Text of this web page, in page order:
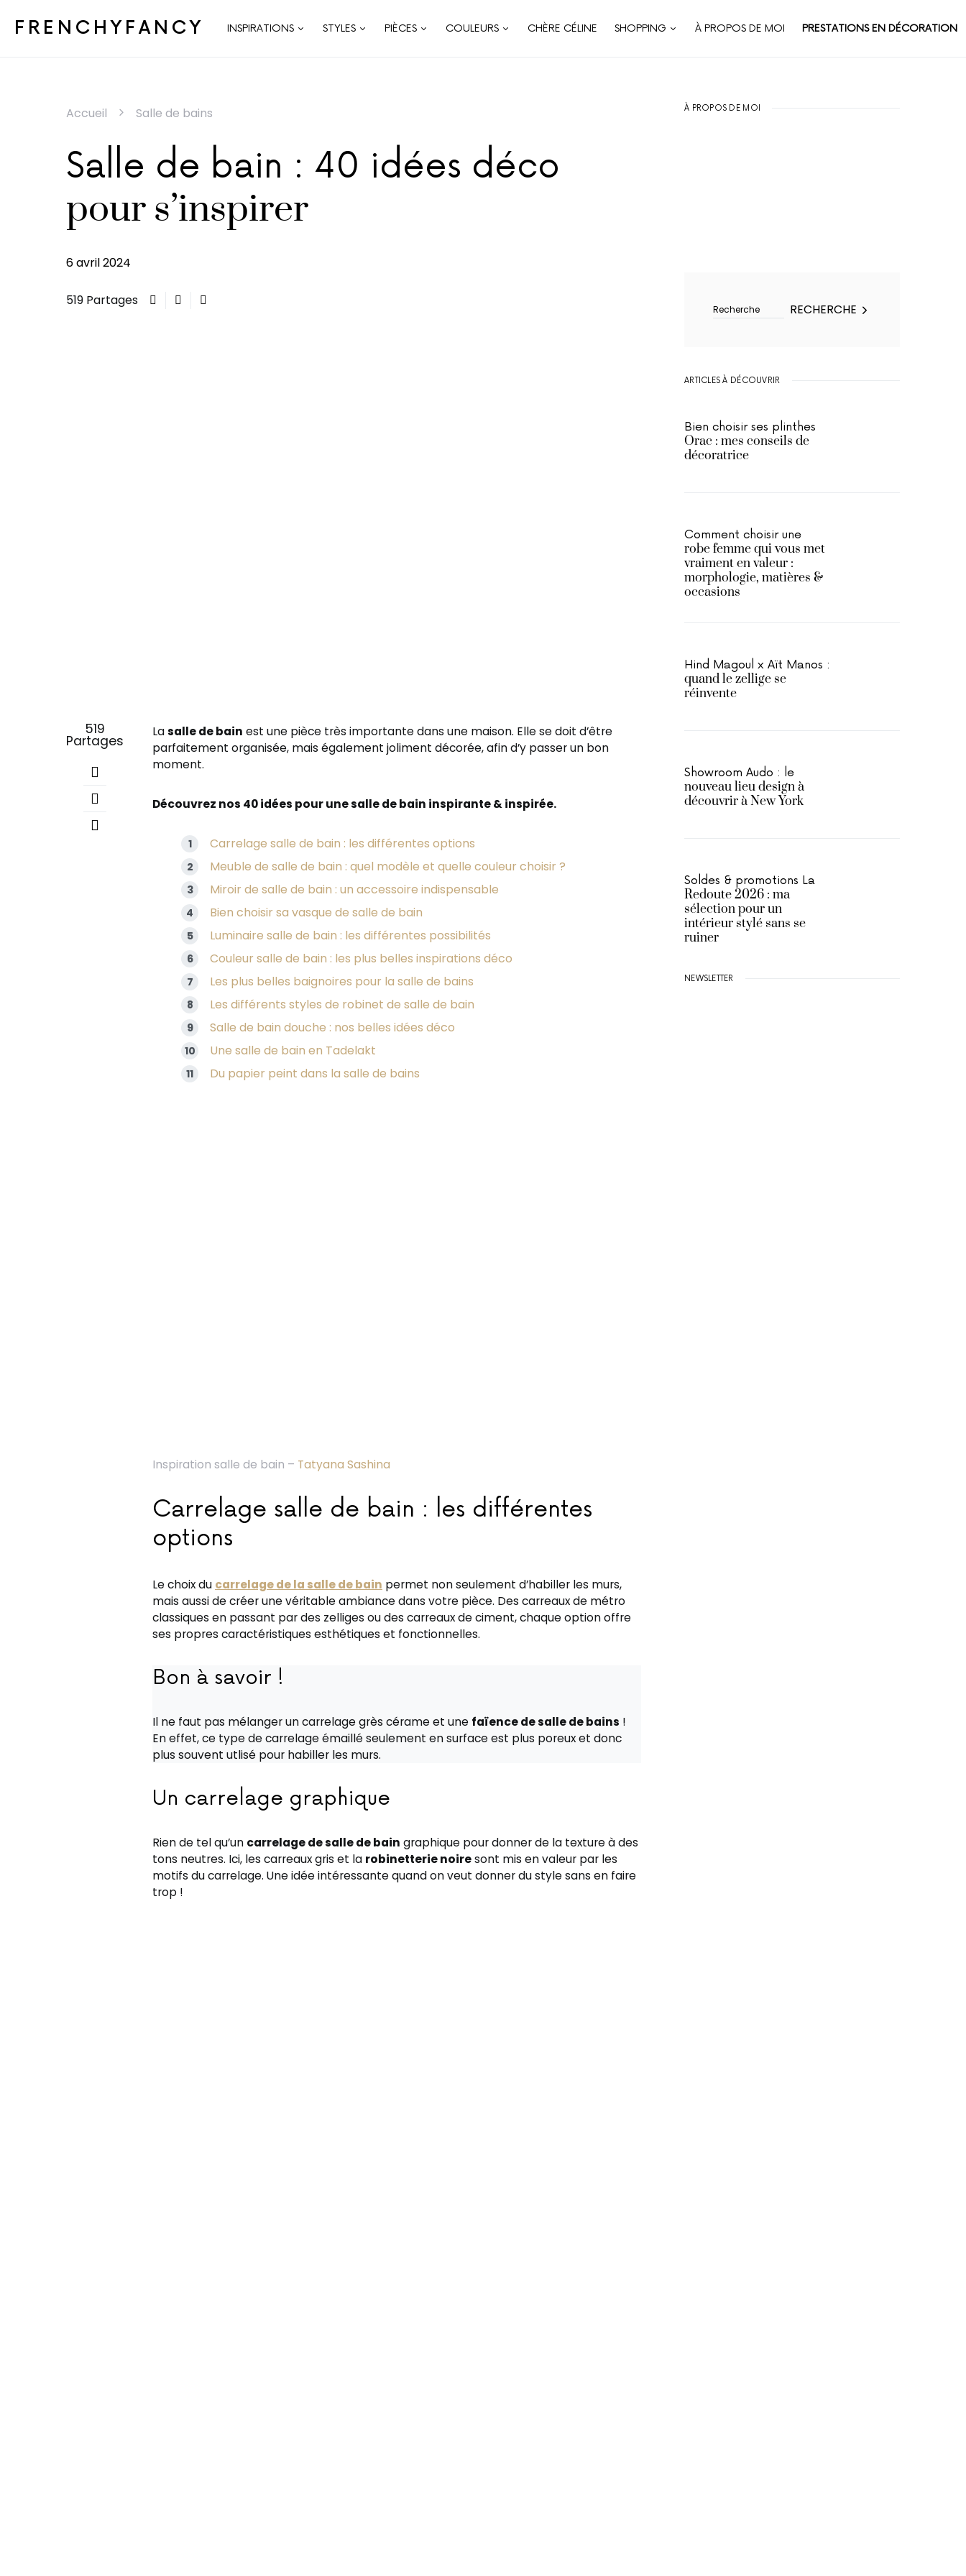
FRENCHYFANCY INSPIRATIONS STYLES PIÈCES COULEURS CHÈRE CÉLINE SHOPPING À PROPOS DE MOI PRESTATIONS EN DÉCORATION
Accueil Salle de bains
Salle de bain : 40 idées déco
pour s’inspirer
6 avril 2024
519 Partages
519
Partages
Lasalle de bain est une pièce très importante dans une maison. Elle se doit d’être
parfaitement organisée, mais également joliment décorée, afin d’y passer un bon
moment.
Découvrez nos 40 idées pour une salle de bain inspirante & inspirée.
Carrelage salle de bain : les différentes options
Meuble de salle de bain : quel modèle et quelle couleur choisir ?
Miroir de salle de bain : un accessoire indispensable
Bien choisir sa vasque de salle de bain
Luminaire salle de bain : les différentes possibilités
Couleur salle de bain : les plus belles inspirations déco
Les plus belles baignoires pour la salle de bains
Les différents styles de robinet de salle de bain
Salle de bain douche : nos belles idées déco
Une salle de bain en Tadelakt
Du papier peint dans la salle de bains
Inspiration salle de bain – Tatyana Sashina
Carrelage salle de bain : les différentes
options
Le choix du carrelage de la salle de bain permet non seulement d’habiller les murs,
mais aussi de créer une véritable ambiance dans votre pièce. Des carreaux de métro
classiques en passant par des zelliges ou des carreaux de ciment, chaque option offre
ses propres caractéristiques esthétiques et fonctionnelles.
Bon à savoir !
Il ne faut pas mélanger un carrelage grès cérame et une faïence de salle de bains !
En effet, ce type de carrelage émaillé seulement en surface est plus poreux et donc
plus souvent utlisé pour habiller les murs.
Un carrelage graphique
Rien de tel qu’un carrelage de salle de bain graphique pour donner de la texture à des
tons neutres. Ici, les carreaux gris et la robinetterie noiresont mis en valeur par les
motifs du carrelage. Une idée intéressante quand on veut donner du style sans en faire
trop !
À PROPOS DE MOI
RECHERCHE
ARTICLES À DÉCOUVRIR
Bien choisir ses plinthes
Orac : mes conseils de
décoratrice
Comment choisir une
robe femme qui vous met
vraiment en valeur :
morphologie, matières &
occasions
Hind Magoul x Aït Manos :
quand le zellige se
réinvente
Showroom Audo : le
nouveau lieu design à
découvrir à New York
Soldes & promotions La
Redoute 2026 : ma
sélection pour un
intérieur stylé sans se
ruiner
NEWSLETTER